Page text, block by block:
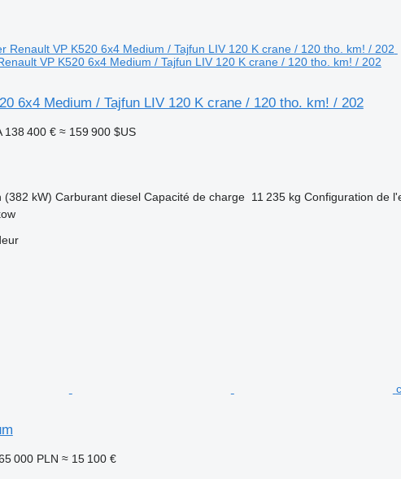
VP K520 6x4 Medium / Tajfun LIV 120 K crane / 120 tho. km! / 202
6x4 Medium / Tajfun LIV 120 K crane / 120 tho. km! / 202
138 400 € ≈ 159 900 $US
(382 kW) Carburant diesel Capacité de charge 11 235 kg Configuration de
000 PLN ≈ 15 100 €